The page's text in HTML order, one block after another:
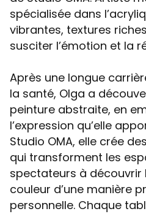
spécialisée dans
vibrantes, textures
susciter l’émotion et la
Après une longue
la santé, Olga a
peinture abstraite, en
l’expression qu’elle
Studio OMA, elle crée
qui transforment les
spectateurs à découvrir
couleur d’une manière
personnelle. Chaque